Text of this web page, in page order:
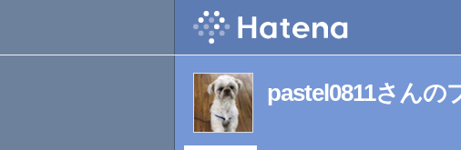
pastel0811さんの